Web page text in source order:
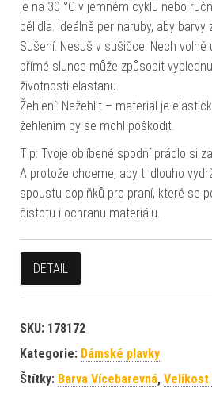
je na 30 °C v jemném cyklu nebo
bělidla. Ideálně per naruby, aby barvy
Sušení: Nesuš v sušičce. Nech
přímé slunce může způsobit
životnosti elastanu.
Žehlení: Nežehlit – materiál je
žehlením by se mohl poškodit.
Tip: Tvoje oblíbené spodní prádlo si
A protože chceme, aby ti dlouho
spoustu doplňků pro praní, které se
čistotu i ochranu materiálu.
DETAIL
SKU: 178172
Kategorie: Dámské plavky
Štítky: Barva Vícebarevná, Velikost